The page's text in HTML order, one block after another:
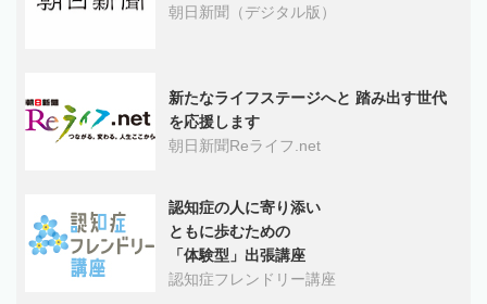
朝日新聞（デジタル版）
新たなライフステージへと 踏み出す世代
を応援します
朝日新聞Reライフ.net
認知症の人に寄り添い
ともに歩むための
「体験型」出張講座
認知症フレンドリー講座